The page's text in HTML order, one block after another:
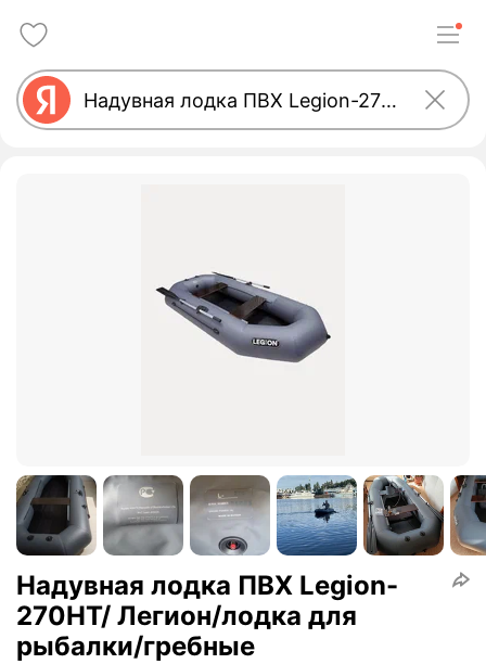
Надувная лодка ПВХ Legion-
270НТ/ Легион/лодка для
рыбалки/гребные